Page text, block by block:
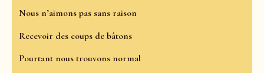
Nous n’aimons pas sans raison
Recevoir des coups de bâtons
Pourtant nous trouvons normal